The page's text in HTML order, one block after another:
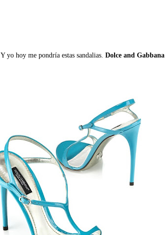
Y yo hoy me pondría estas sandalias. Dolce and Gabbana